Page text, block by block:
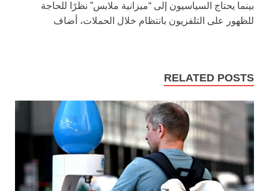
بينما يحتاج السياسيون إلى “ميزانية ملابس” نظرًا للحاجة
للظهور على التلفزيون بانتظام خلال الحملات، أضاف
RELATED POSTS